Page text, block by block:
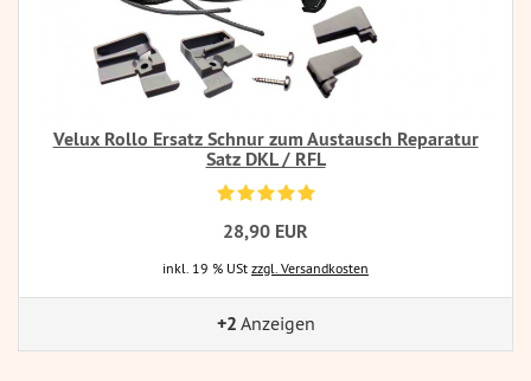
Velux Rollo Ersatz Schnur zum Austausch Reparatur
Satz DKL / RFL
28,90 EUR
inkl. 19 % USt zzgl. Versandkosten
+2 Anzeigen